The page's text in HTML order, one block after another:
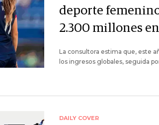
deporte
2.300 millones
La consultora estima que, este
los ingresos globales, seguida
DAILY COVER